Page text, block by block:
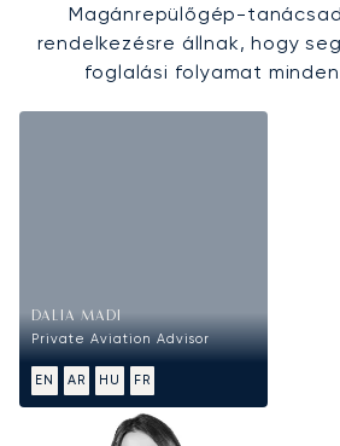
Magánrepülőgép-
rendelkezésre állnak, hogy
foglalási folyamat
DALIA MADI
Private Aviation Advisor
EN AR HU FR